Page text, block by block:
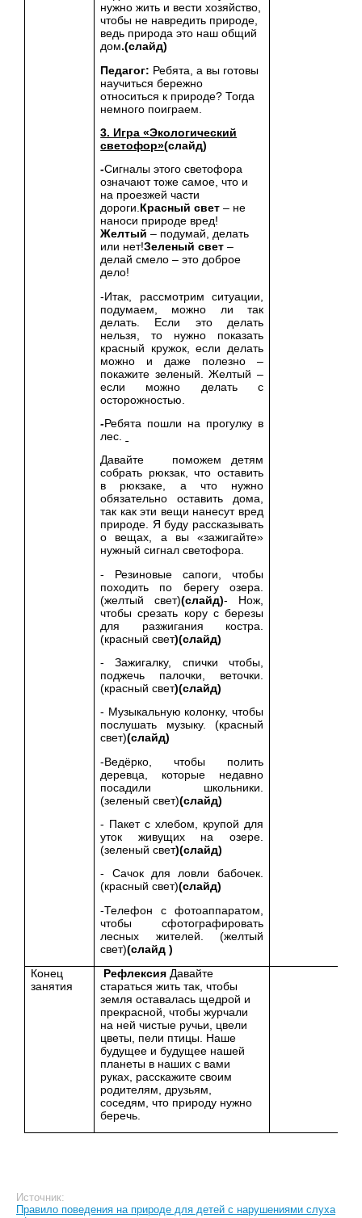
нужно жить и вести хозяйство,
чтобы не навредить природе,
ведь природа это наш общий
дом.(слайд)
Педагог: Ребята, а вы готовы
научиться бережно
относиться к природе? Тогда
немного поиграем.
3. Игра «Экологический
светофор»(слайд)
-Сигналы этого светофора
означают тоже самое, что и
на проезжей части
дороги.Красный свет – не
наноси природе вред!
Желтый– подумай, делать
или нет!Зеленый свет –
делай смело – это доброе
дело!
-Итак, рассмотрим ситуации,
подумаем, можно ли так
делать. Если это делать
нельзя, то нужно показать
красный кружок, если делать
можно и даже полезно –
покажите зеленый. Желтый –
если можно делать с
осторожностью.
-Ребята пошли на прогулку в
лес.
Давайте поможем детям
собрать рюкзак, что оставить
в рюкзаке, а что нужно
обязательно оставить дома,
так как эти вещи нанесут вред
природе. Я буду рассказывать
о вещах, а вы «зажигайте»
нужный сигнал светофора.
- Резиновые сапоги, чтобы
походить по берегу озера.
(желтый свет)(слайд)- Нож,
чтобы срезать кору с березы
для разжигания костра.
(красный свет)(слайд)
- Зажигалку, спички чтобы,
поджечь палочки, веточки.
(красный свет)(слайд)
- Музыкальную колонку, чтобы
послушать музыку. (красный
свет)(слайд)
-Ведёрко, чтобы полить
деревца, которые недавно
посадили школьники.
(зеленый свет)(слайд)
- Пакет с хлебом, крупой для
уток живущих на озере.
(зеленый свет)(слайд)
- Сачок для ловли бабочек.
(красный свет)(слайд)
-Телефон с фотоаппаратом,
чтобы сфотографировать
лесных жителей. (желтый
свет)(слайд )
Конец
занятия
Рефлексия Давайте
стараться жить так, чтобы
земля оставалась щедрой и
прекрасной, чтобы журчали
на ней чистые ручьи, цвели
цветы, пели птицы. Наше
будущее и будущее нашей
планеты в наших с вами
руках, расскажите своим
родителям, друзьям,
соседям, что природу нужно
беречь.
Источник:
Правило поведения на природе для детей с нарушениями слуха